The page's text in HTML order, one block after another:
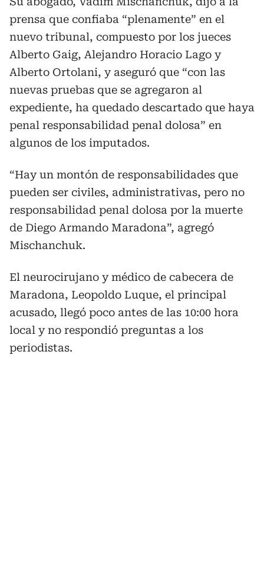
prensa que confiaba “plenamente” en el
nuevo tribunal, compuesto por los jueces
Alberto Gaig, Alejandro Horacio Lago y
Alberto Ortolani, y aseguró que “con las
nuevas pruebas que se agregaron al
expediente, ha quedado descartado que haya
penal responsabilidad penal dolosa” en
algunos de los imputados.
“Hay un montón de responsabilidades que
pueden ser civiles, administrativas, pero no
responsabilidad penal dolosa por la muerte
de Diego Armando Maradona”, agregó
Mischanchuk.
El neurocirujano y médico de cabecera de
Maradona, Leopoldo Luque, el principal
acusado, llegó poco antes de las 10:00 hora
local y no respondió preguntas a los
periodistas.